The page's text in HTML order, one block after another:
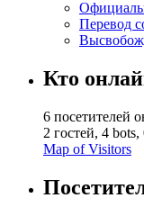
Перевод
Кто
6 посетителей
2 гостей, 4 bots,
Map of Visitors